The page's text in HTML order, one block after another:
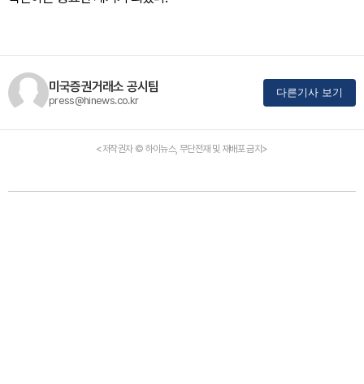
미국증권거래소 공시팀
press@hinews.co.kr
다른기사 보기
<저작권자 © 하이뉴스, 무단전재 및 재배포 금지>